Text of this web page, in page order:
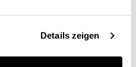
Details zeigen